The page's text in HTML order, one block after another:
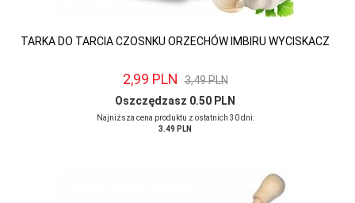
TARKA DO TARCIA CZOSNKU ORZECHÓW IMBIRU WYCISKACZ
2,99 PLN 3,49 PLN
Oszczędzasz 0.50 PLN
Najniższa cena produktu z ostatnich 30 dni:
3.49 PLN